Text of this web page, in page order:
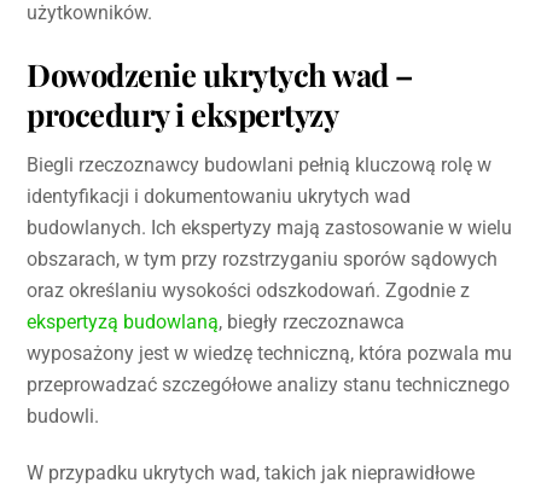
użytkowników.
Dowodzenie ukrytych wad –
procedury i ekspertyzy
Biegli rzeczoznawcy budowlani pełnią kluczową rolę w
identyfikacji i dokumentowaniu ukrytych wad
budowlanych. Ich ekspertyzy mają zastosowanie w wielu
obszarach, w tym przy rozstrzyganiu sporów sądowych
oraz określaniu wysokości odszkodowań. Zgodnie z
ekspertyzą budowlaną, biegły rzeczoznawca
wyposażony jest w wiedzę techniczną, która pozwala mu
przeprowadzać szczegółowe analizy stanu technicznego
budowli.
W przypadku ukrytych wad, takich jak nieprawidłowe